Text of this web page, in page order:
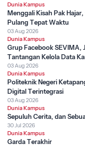
Dunia Kampus
Menggali Kisah Pak
Pulang Tepat Waktu
03 Aug 2026
Dunia Kampus
Grup Facebook SEVIMA,
Tantangan Kelola Data
03 Aug 2026
Dunia Kampus
Politeknik Negeri
Digital Terintegrasi
03 Aug 2026
Dunia Kampus
Sepuluh Cerita, dan
30 Jul 2026
Dunia Kampus
Garda Terakhir